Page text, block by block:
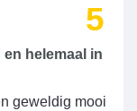
5
helemaal in
geweldig mooi